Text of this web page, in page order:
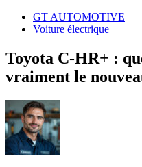
GT AUTOMOTIVE
Voiture électrique
Toyota C-HR+ :
vraiment le